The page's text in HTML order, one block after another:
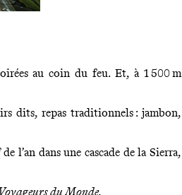
au coin du feu. Et, à 1 500 m
dits, repas traditionnels : jambon,
l’an dans une cascade de la Sierra,
Voyageurs du Monde.